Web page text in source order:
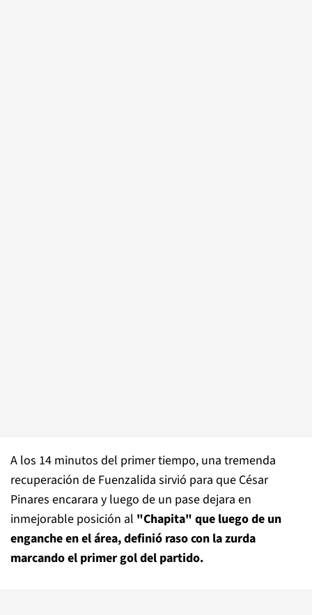
A los 14 minutos del primer tiempo, una tremenda
recuperación de Fuenzalida sirvió para que César
Pinares encarara y luego de un pase dejara en
inmejorable posición al "Chapita" que luego de un
enganche en el área, definió raso con la zurda
marcando el primer gol del partido.